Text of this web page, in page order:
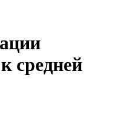
средней